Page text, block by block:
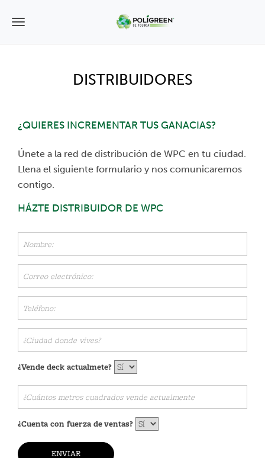
T
o
e
n
a
i
g
a
i
o
DISTRIBUIDORES
¿QUIERES INCREMENTAR TUS GANACIAS?
Únete a la red de distribución de WPC en tu ciudad.
Llena el siguiente formulario y nos comunicaremos
contigo.
HÁZTE DISTRIBUIDOR DE WPC
¿Vende deck actualmete?
¿Cuenta con fuerza de ventas?